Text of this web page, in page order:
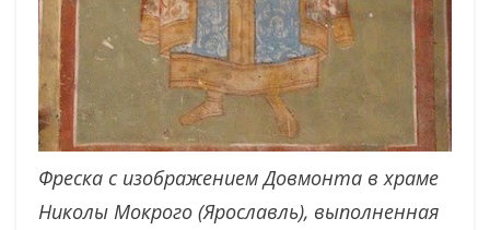
Фреска с изображением Довмонта в храме
Николы Мокрого (Ярославль), выполненная